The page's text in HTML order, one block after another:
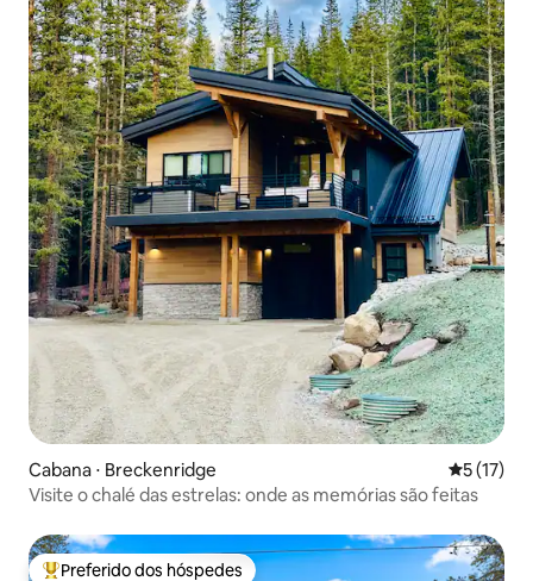
Cabana ⋅ Breckenridge 5 de uma
5 (17)
Visite o chalé das estrelas: onde as memórias são feitas
Preferido dos hóspedes